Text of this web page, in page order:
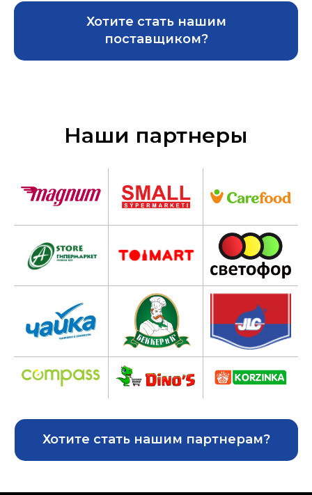
Хотите стать нашим
поставщиком?
Наши партнеры
Хотите стать нашим партнерам?